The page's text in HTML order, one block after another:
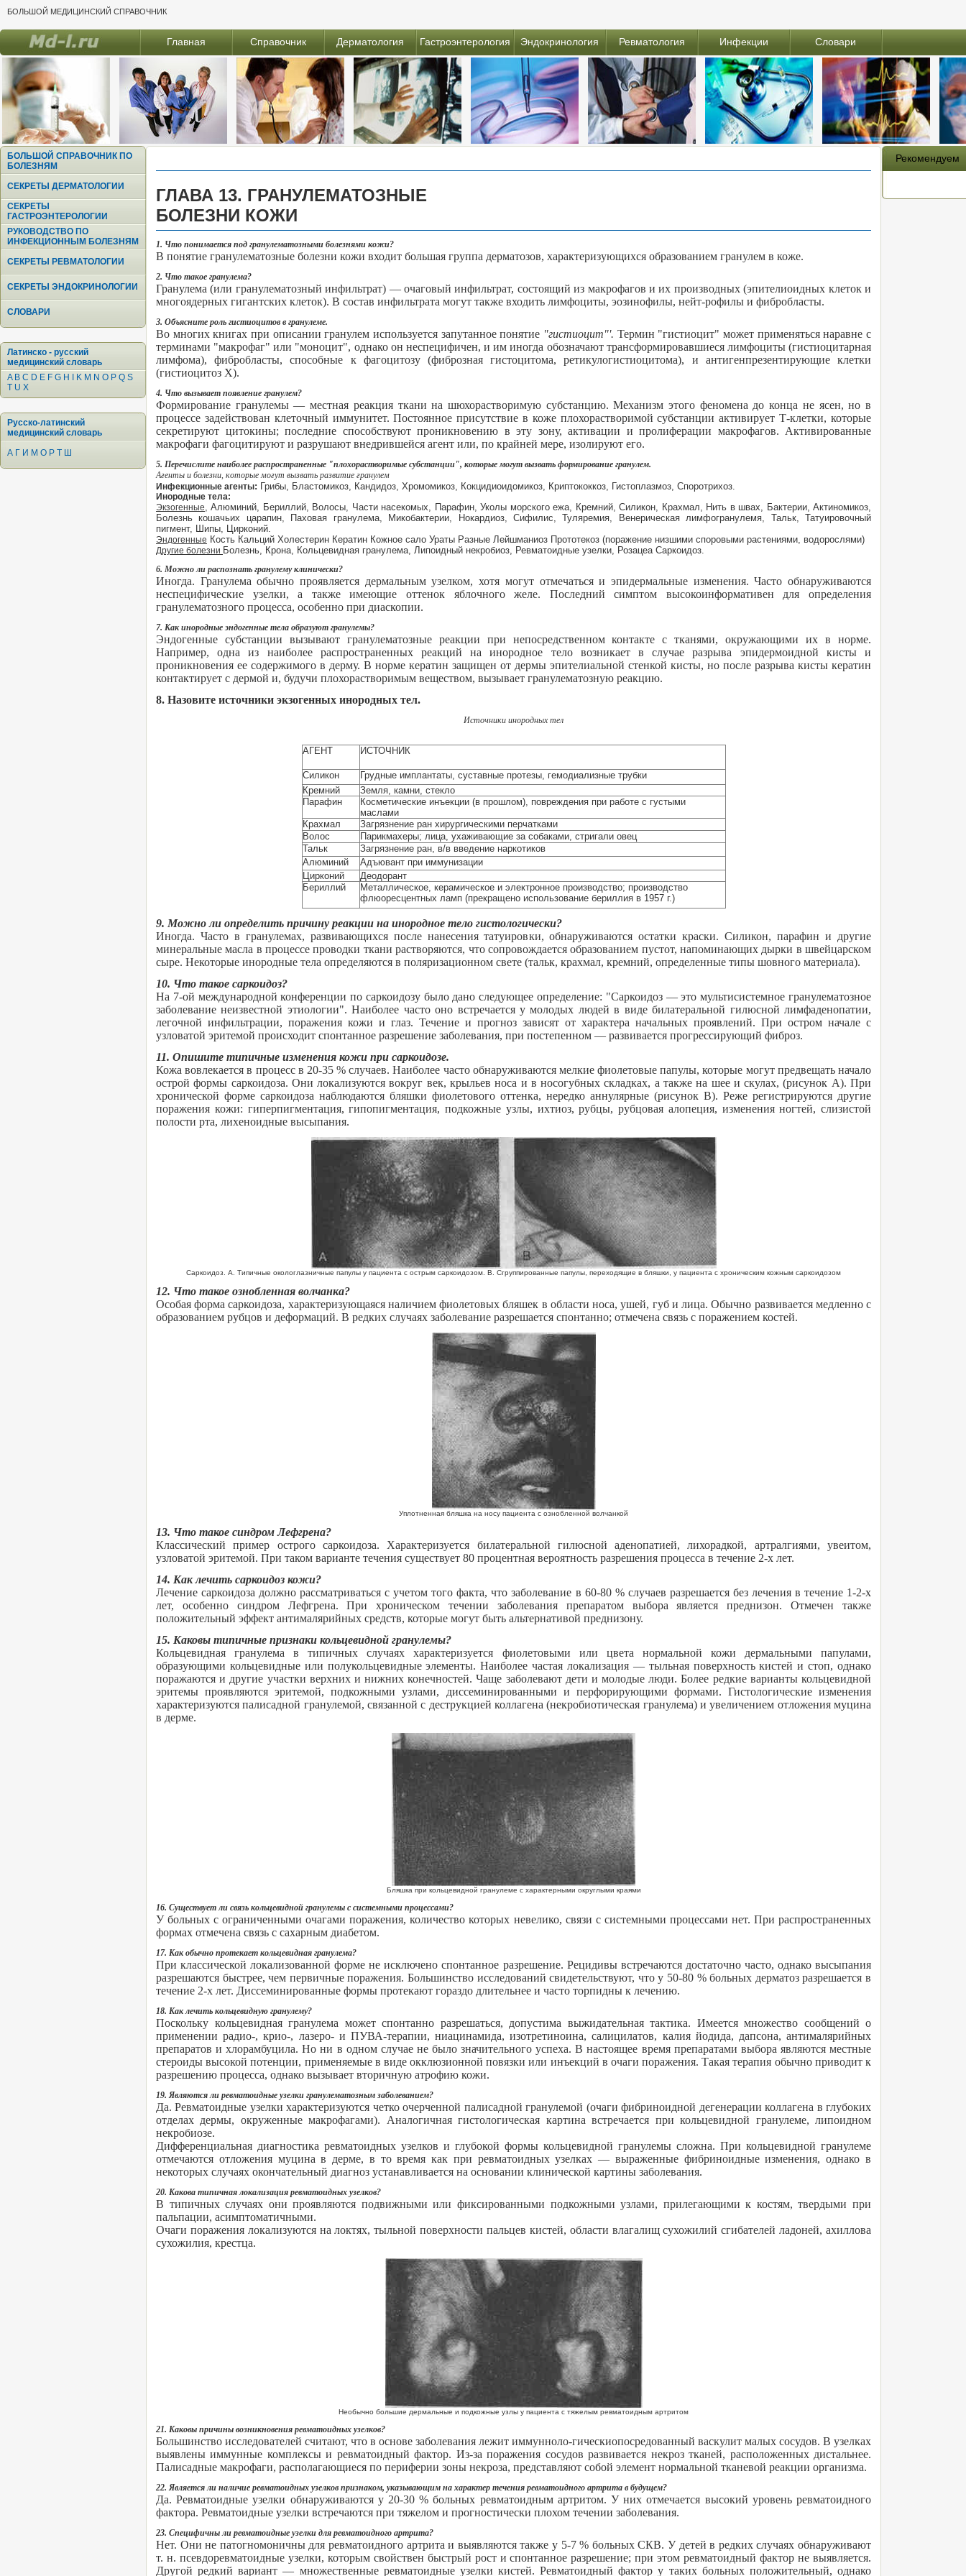
БОЛЬШОЙ МЕДИЦИНСКИЙ СПРАВОЧНИК
Главная Справочник Дерматология Гастроэнтерология Эндокринология Ревматология Инфекции Словари
БОЛЬШОЙ СПРАВОЧНИК ПО
БОЛЕЗНЯМ
СЕКРЕТЫ ДЕРМАТОЛОГИИ
СЕКРЕТЫ
ГАСТРОЭНТЕРОЛОГИИ
РУКОВОДСТВО ПО
ИНФЕКЦИОННЫМ БОЛЕЗНЯМ
СЕКРЕТЫ РЕВМАТОЛОГИИ
СЕКРЕТЫ ЭНДОКРИНОЛОГИИ
СЛОВАРИ
Латинско - русский
медицинский словарь
A B C D E F G H K M N O P Q S
T U X
Русско-латинский
медицинский словарь
А Г И М О Р Т Ш
ГЛАВА 13. ГРАНУЛЕМАТОЗНЫЕ
БОЛЕЗНИ КОЖИ
1. Что понимается под гранулематозными болезнями кожи?
В понятие гранулематозные болезни кожи входит большая группа дерматозов, характеризующихся образованием гранулем в коже.
2. Что такое гранулема?
Гранулема (или гранулематозный инфильтрат) — очаговый инфильтрат, состоящий из макрофагов и их производных (эпителиоидных клеток и
многоядерных гигантских клеток). В состав инфильтрата могут также входить лимфоциты, эозинофилы, нейт-рофилы и фибробласты.
3. Объясните роль гистиоцитов в гранулеме.
Во многих книгах при описании гранулем используется запутанное понятие "гистиоцит"'. Термин "гистиоцит" может применяться наравне с
терминами "макрофаг" или "моноцит", однако он неспецифичен, и им иногда обозначают трансформировавшиеся лимфоциты (гистиоцитарная
лимфома), фибробласты, способные к фагоцитозу (фиброзная гистоцитома, ретикулогистиоцитома), и антигенпрезентирующие клетки
(гистиоцитоз X).
4. Что вызывает появление гранулем?
Формирование гранулемы — местная реакция ткани на шюхорастворимую субстанцию. Механизм этого феномена до конца не ясен, но в
процессе задействован клеточный иммунитет. Постоянное присутствие в коже плохорастворимой субстанции активирует Т-клетки, которые
секретируют цитокины; последние способствуют проникновению в эту зону, активации и пролиферации макрофагов. Активированные
макрофаги фагоцитируют и разрушают внедрившейся агент или, по крайней мере, изолируют его.
5. Перечислите наиболее распространенные "плохорастворимые субстанции", которые могут вызвать формирование гранулем.
Агенты и болезни, которые могут вызвать развитие гранулем
Инфекционные агенты: Грибы, Бластомикоз, Кандидоз, Хромомикоз, Кокцидиоидомикоз, Криптококкоз, Гистоплазмоз, Споротрихоз.
Инородные тела:
Экзогенные, Алюминий, Бериллий, Волосы, Части насекомых, Парафин, Уколы морского ежа, Кремний, Силикон, Крахмал, Нить в швах, Бактерии, Актиномикоз,
Болезнь кошачьих царапин, Паховая гранулема, Микобактерии, Нокардиоз, Сифилис, Туляремия, Венерическая лимфогранулемя, Тальк, Татуировочный
пигмент, Шипы, Цирконий.
Эндогенные Кость Кальций Холестерин Кератин Кожное сало Ураты Разные Лейшманиоз Прототекоз (поражение низшими споровыми растениями, водорослями)
Другие болезни Болезнь, Крона, Кольцевидная гранулема, Липоидный некробиоз, Ревматоидные узелки, Розацеа Саркоидоз.
6. Можно ли распознать гранулему клинически?
Иногда. Гранулема обычно проявляется дермальным узелком, хотя могут отмечаться и эпидермальные изменения. Часто обнаруживаются
неспецифические узелки, а также имеющие оттенок яблочного желе. Последний симптом высокоинформативен для определения
гранулематозного процесса, особенно при диаскопии.
7. Как инородные эндогенные тела образуют гранулемы?
Эндогенные субстанции вызывают гранулематозные реакции при непосредственном контакте с тканями, окружающими их в норме.
Например, одна из наиболее распространенных реакций на инородное тело возникает в случае разрыва эпидермоидной кисты и
проникновения ее содержимого в дерму. В норме кератин защищен от дермы эпителиальной стенкой кисты, но после разрыва кисты кератин
контактирует с дермой и, будучи плохорастворимым веществом, вызывает гранулематозную реакцию.
8. Назовите источники экзогенных инородных тел.
Источники инородных тел
АГЕНТ ИСТОЧНИК
Силикон
Грудные имплантаты, суставные протезы, гемодиализные трубки
Кремний
Земля, камни, стекло
Парафин
Косметические инъекции (в прошлом), повреждения при работе с густыми
маслами
Крахмал
Загрязнение ран хирургическими перчатками
Волос
Парикмахеры; лица, ухаживающие за собаками, стригали овец
Тальк
Загрязнение ран, в/в введение наркотиков
Алюминий
Адъювант при иммунизации
Цирконий
Деодорант
Бериллий
Металлическое, керамическое и электронное производство; производство
флюоресцентных ламп (прекращено использование бериллия в 1957 г.)
9. Можно ли определить причину реакции на инородное тело гистологически?
Иногда. Часто в гранулемах, развивающихся после нанесения татуировки, обнаруживаются остатки краски. Силикон, парафин и другие
минеральные масла в процессе проводки ткани растворяются, что сопровождается образованием пустот, напоминающих дырки в швейцарском
сыре. Некоторые инородные тела определяются в поляризационном свете (тальк, крахмал, кремний, определенные типы шовного материала).
10. Что такое саркоидоз?
На 7-ой международной конференции по саркоидозу было дано следующее определение: "Саркоидоз — это мультисистемное гранулематозное
заболевание неизвестной этиологии". Наиболее часто оно встречается у молодых людей в виде билатеральной гилюсной лимфаденопатии,
легочной инфильтрации, поражения кожи и глаз. Течение и прогноз зависят от характера начальных проявлений. При остром начале с
узловатой эритемой происходит спонтанное разрешение заболевания, при постепенном — развивается прогрессирующий фиброз.
11. Опишите типичные изменения кожи при саркоидозе.
Кожа вовлекается в процесс в 20-35 % случаев. Наиболее часто обнаруживаются мелкие фиолетовые папулы, которые могут предвещать начало
острой формы саркоидоза. Они локализуются вокруг век, крыльев носа и в носогубных складках, а также на шее и скулах, (рисунок А). При
хронической форме саркоидоза наблюдаются бляшки фиолетового оттенка, нередко аннулярные (рисунок В). Реже регистрируются другие
поражения кожи: гиперпигментация, гипопигментация, подкожные узлы, ихтиоз, рубцы, рубцовая алопеция, изменения ногтей, слизистой
полости рта, лихеноидные высыпания.
Саркоидоз. А. Типичные окологлазничные папулы у пациента с острым саркоидозом. В. Сгруппированные папулы, переходящие в бляшки, у пациента с хроническим кожным саркоидозом
12. Что такое ознобленная волчанка?
Особая форма саркоидоза, характеризующаяся наличием фиолетовых бляшек в области носа, ушей, губ и лица. Обычно развивается медленно с
образованием рубцов и деформаций. В редких случаях заболевание разрешается спонтанно; отмечена связь с поражением костей.
Уплотненная бляшка на носу пациента с ознобленной волчанкой
13. Что такое синдром Лефгрена?
Классический пример острого саркоидоза. Характеризуется билатеральной гилюсной аденопатией, лихорадкой, артралгиями, увеитом,
узловатой эритемой. При таком варианте течения существует 80 процентная вероятность разрешения процесса в течение 2-х лет.
14. Как лечить саркоидоз кожи?
Лечение саркоидоза должно рассматриваться с учетом того факта, что заболевание в 60-80 % случаев разрешается без лечения в течение 1-2-х
лет, особенно синдром Лефгрена. При хроническом течении заболевания препаратом выбора является преднизон. Отмечен также
положительный эффект антималярийных средств, которые могут быть альтернативой преднизону.
15. Каковы типичные признаки кольцевидной гранулемы?
Кольцевидная гранулема в типичных случаях характеризуется фиолетовыми или цвета нормальной кожи дермальными папулами,
образующими кольцевидные или полукольцевидные элементы. Наиболее частая локализация — тыльная поверхность кистей и стоп, однако
поражаются и другие участки верхних и нижних конечностей. Чаще заболевают дети и молодые люди. Более редкие варианты кольцевидной
эритемы проявляются эритемой, подкожными узлами, диссеминированными и перфорирующими формами. Гистологические изменения
характеризуются палисадной гранулемой, связанной с деструкцией коллагена (некробиотическая гранулема) и увеличением отложения муцина
в дерме.
Бляшка при кольцевидной гранулеме с характерными округлыми краями
16. Существует ли связь кольцевидной гранулемы с системными процессами?
У больных с ограниченными очагами поражения, количество которых невелико, связи с системными процессами нет. При распространенных
формах отмечена связь с сахарным диабетом.
17. Как обычно протекает кольцевидная гранулема?
При классической локализованной форме не исключено спонтанное разрешение. Рецидивы встречаются достаточно часто, однако высыпания
разрешаются быстрее, чем первичные поражения. Большинство исследований свидетельствуют, что у 50-80 % больных дерматоз разрешается в
течение 2-х лет. Диссеминированные формы протекают гораздо длительнее и часто торпидны к лечению.
18. Как лечить кольцевидную гранулему?
Поскольку кольцевидная гранулема может спонтанно разрешаться, допустима выжидательная тактика. Имеется множество сообщений о
применении радио-, крио-, лазеро- и ПУВА-терапии, ниацинамида, изотретиноина, салицилатов, калия йодида, дапсона, антималярийных
препаратов и хлорамбуцила. Но ни в одном случае не было значительного успеха. В настоящее время препаратами выбора являются местные
стероиды высокой потенции, применяемые в виде окклюзионной повязки или инъекций в очаги поражения. Такая терапия обычно приводит к
разрешению процесса, однако вызывает вторичную атрофию кожи.
19. Являются ли ревматоидные узелки гранулематозным заболеванием?
Да. Ревматоидные узелки характеризуются четко очерченной палисадной гранулемой (очаги фибриноидной дегенерации коллагена в глубоких
отделах дермы, окруженные макрофагами). Аналогичная гистологическая картина встречается при кольцевидной гранулеме, липоидном
некробиозе.
Дифференциальная диагностика ревматоидных узелков и глубокой формы кольцевидной гранулемы сложна. При кольцевидной гранулеме
отмечаются отложения муцина в дерме, в то время как при ревматоидных узелках — выраженные фибриноидные изменения, однако в
некоторых случаях окончательный диагноз устанавливается на основании клинической картины заболевания.
20. Какова типичная локализация ревматоидных узелков?
В типичных случаях они проявляются подвижными или фиксированными подкожными узлами, прилегающими к костям, твердыми при
пальпации, асимптоматичными.
Очаги поражения локализуются на локтях, тыльной поверхности пальцев кистей, области влагалищ сухожилий сгибателей ладоней, ахиллова
сухожилия, крестца.
Необычно большие дермальные и подкожные узлы у пациента с тяжелым ревматоидным артритом
21. Каковы причины возникновения ревматоидных узелков?
Большинство исследователей считают, что в основе заболевания лежит иммунноло-гическиопосредованный васкулит малых сосудов. В узелках
выявлены иммунные комплексы и ревматоидный фактор. Из-за поражения сосудов развивается некроз тканей, расположенных дистальнее.
Палисадные макрофаги, располагающиеся по периферии зоны некроза, представляют собой элемент нормальной тканевой реакции организма.
22. Является ли наличие ревматоидных узелков признаком, указывающим на характер течения ревматоидного артрита в будущем?
Да. Ревматоидные узелки обнаруживаются у 20-30 % больных ревматоидным артритом. У них отмечается высокий уровень ревматоидного
фактора. Ревматоидные узелки встречаются при тяжелом и прогностически плохом течении заболевания.
23. Специфичны ли ревматоидные узелки для ревматоидного артрита?
Нет. Они не патогномоничны для ревматоидного артрита и выявляются также у 5-7 % больных СКВ. У детей в редких случаях обнаруживают
т. н. псевдоревматоидные узелки, которым свойствен быстрый рост и спонтанное разрешение; при этом ревматоидный фактор не выявляется.
Другой редкий вариант — множественные ревматоидные узелки кистей. Ревматоидный фактор у таких больных положительный, однако
Рекомендуем